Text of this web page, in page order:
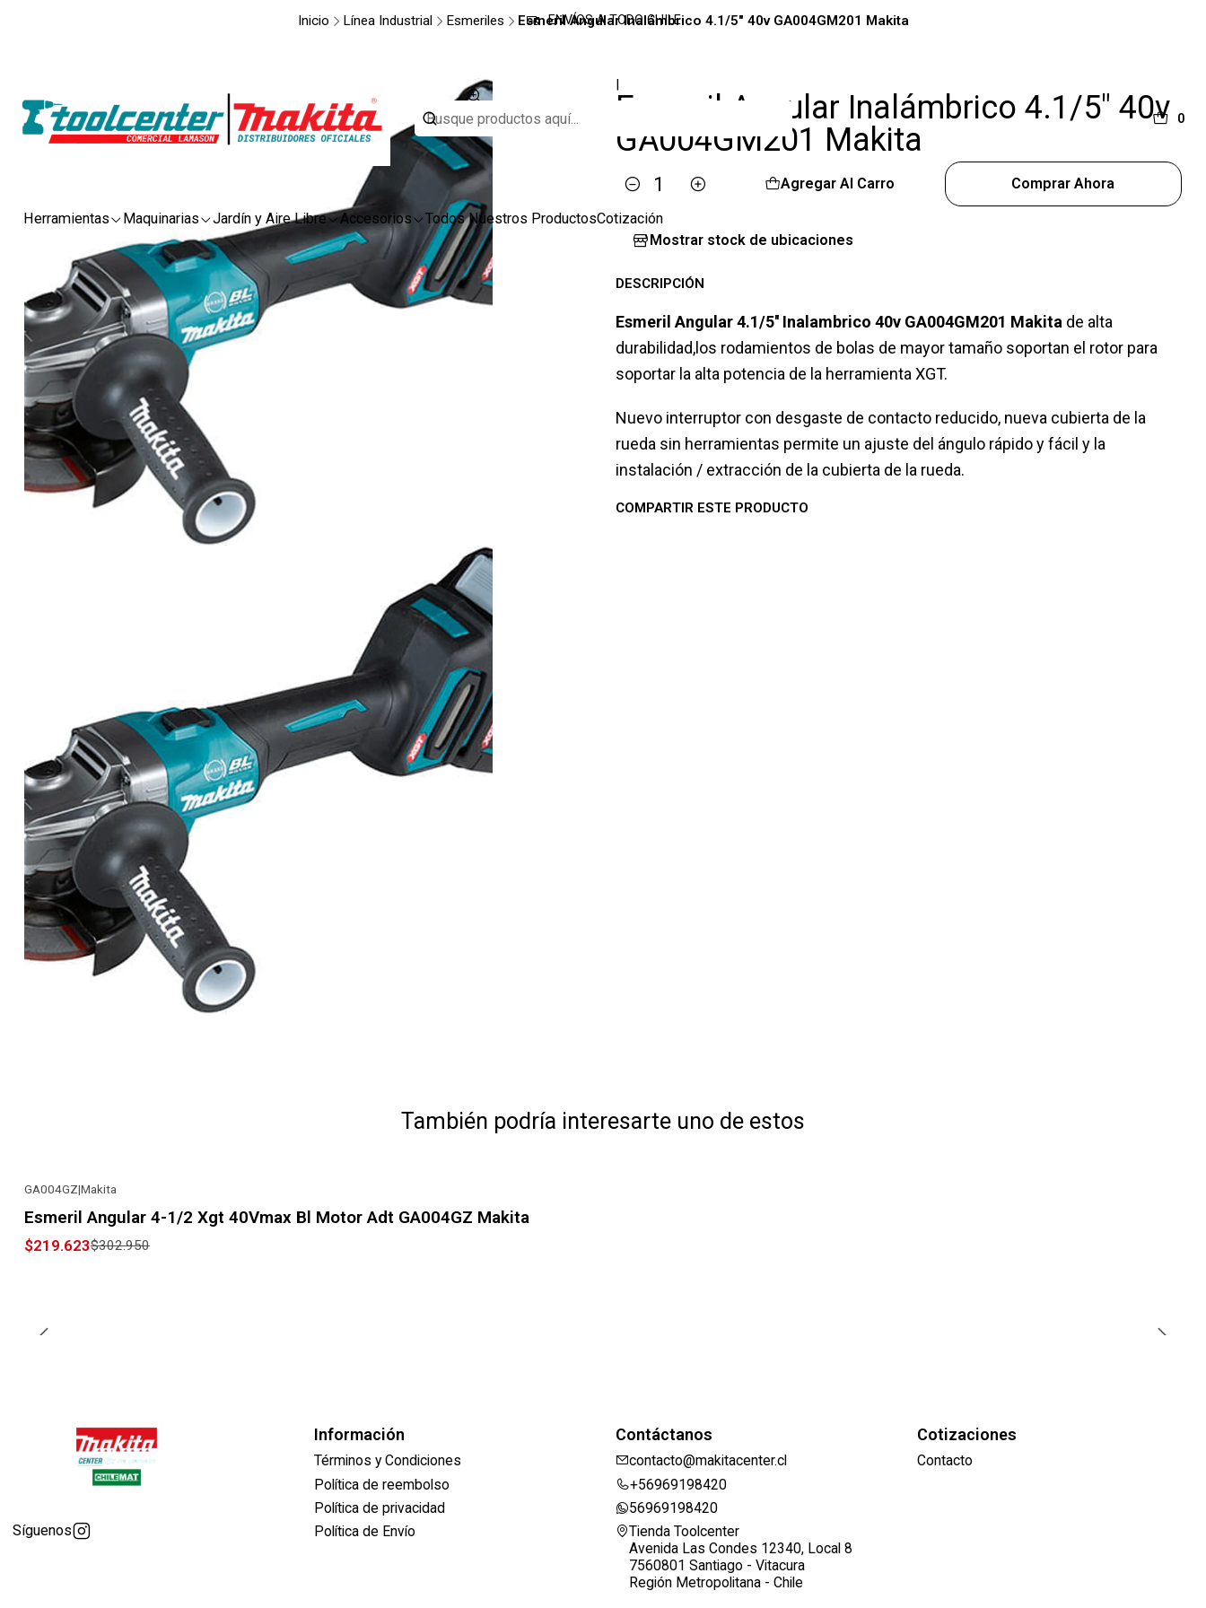
0
Herramientas Maquinarias Jardín y Aire Libre Accesorios Todos Nuestros ProductosCotización
ENVÍOS A TODO CHILE
Inicio Línea Industrial Esmeriles Esmeril Angular Inalámbrico 4.1/5" 40v GA004GM201 Makita
|
Esmeril Angular Inalámbrico 4.1/5" 40v
GA004GM201 Makita
Cantidad
Agregar Al Carro Comprar Ahora
Mostrar stock de ubicaciones
DESCRIPCIÓN
Esmeril Angular 4.1/5'' Inalambrico 40v GA004GM201 Makita de alta
durabilidad,los rodamientos de bolas de mayor tamaño soportan el rotor para
soportar la alta potencia de la herramienta XGT.
Nuevo interruptor con desgaste de contacto reducido, nueva cubierta de la
rueda sin herramientas permite un ajuste del ángulo rápido y fácil y la
instalación / extracción de la cubierta de la rueda.
COMPARTIR ESTE PRODUCTO
También podría interesarte uno de estos
GA004GZ|Makita
Esmeril Angular 4-1/2 Xgt 40Vmax Bl Motor Adt GA004GZ Makita
$219.623$302.950
Síguenos
Información
Términos y Condiciones
Política de reembolso
Política de privacidad
Política de Envío
Contáctanos
contacto@makitacenter.cl
+56969198420
56969198420
Tienda Toolcenter
Avenida Las Condes 12340, Local 8
7560801 Santiago - Vitacura
Región Metropolitana - Chile
Cotizaciones
Contacto